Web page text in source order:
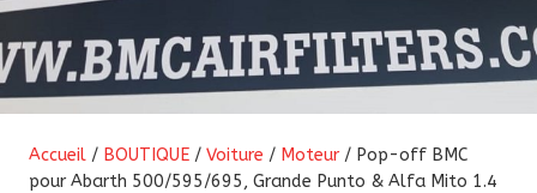
Accueil / BOUTIQUE / Voiture / Moteur / Pop-off BMC
pour Abarth 500/595/695, Grande Punto & Alfa Mito 1.4